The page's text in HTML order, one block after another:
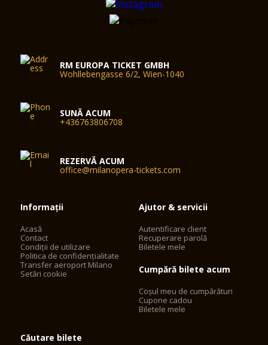
RM EUROPA TICKET GMBH
Wohllebengasse 6/2, Wien-1040
SUNĂ ACUM
+436763806708
REZERVĂ ACUM
office@milanopera-tickets.com
Informații
Acasă
Contact
Condiții de utilizare
Politica de confidențialitate
Transfer aeroport Milano
Setări cookie
Ajutor & servicii
Autentificare client
Recuperare parolă
Biletele mele
Cumpără bilete acum
Coșul meu de cumpărături
Cupone cadou
Biletele mele
Căutare bilete